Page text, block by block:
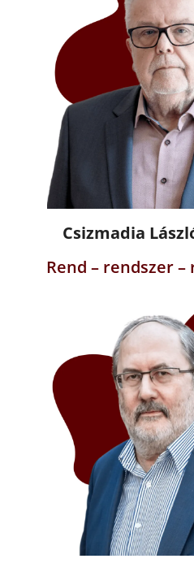
Csizmadia
Rend – rendszer